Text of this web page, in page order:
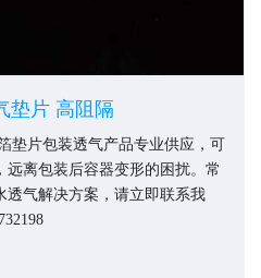
垫片 高阻隔
垫片包装透气产品专业供应，可
远离包装后容器变形的困扰。常
透气解决方案，请立即联系我